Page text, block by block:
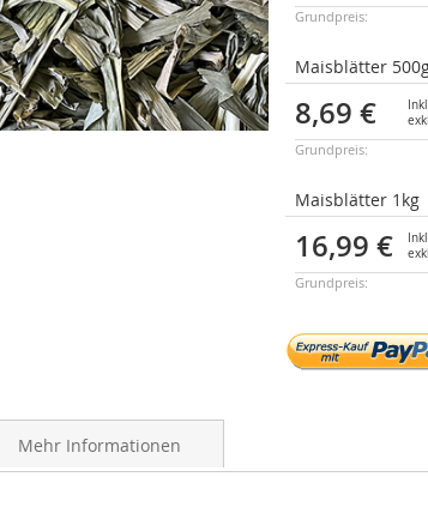
Grundpreis:
Maisblätter
8,69 €
Grundpreis:
Maisblätter 1kg
16,99 €
Grundpreis:
Mehr Informationen